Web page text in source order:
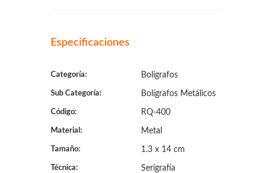
Especificaciones
Categoría: Bolígrafos
Sub Categoría: Bolígrafos Metálicos
Código: RQ-400
Material: Metal
Tamaño: 1.3 x 14 cm
Técnica: Serigrafía